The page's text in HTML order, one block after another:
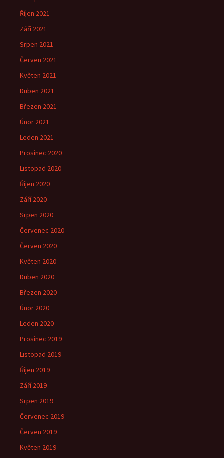
Říjen 2021
Září 2021
Srpen 2021
Červen 2021
Květen 2021
Duben 2021
Březen 2021
Únor 2021
Leden 2021
Prosinec 2020
Listopad 2020
Říjen 2020
Září 2020
Srpen 2020
Červenec 2020
Červen 2020
Květen 2020
Duben 2020
Březen 2020
Únor 2020
Leden 2020
Prosinec 2019
Listopad 2019
Říjen 2019
Září 2019
Srpen 2019
Červenec 2019
Červen 2019
Květen 2019